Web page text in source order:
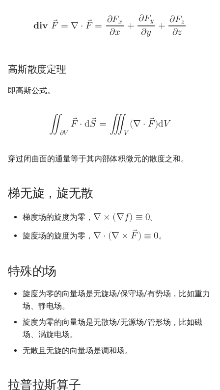
𝐝𝐢𝐯 𝐹 = ∇ ⋅ 𝐹 = 𝜕𝐹𝑥
𝜕𝑥 +
𝜕𝐹𝑦
𝜕𝑦 + 𝜕𝐹𝑧
𝜕𝑧
高斯散度定理
即高斯公式。
∬
𝜕𝑉
𝐹 ⋅ d𝑆 = ∭
𝑉
(∇ ⋅ 𝐹)d𝑉
穿过闭曲面的通量等于其内部体积微元的散度之和。
梯无旋，旋无散
梯度场的旋度为零， ∇ × (∇𝑓) ≡ 0。
旋度场的旋度为零， ∇ ⋅ (∇ × 𝐹) ≡ 0。
特殊的场
旋度为零的向量场是无旋场/保守场/有势场，比如重力
场、静电场。
旋度为零的向量场是无散场/无源场/管形场，比如磁
场、涡旋电场。
无散且无旋的向量场是调和场。
拉普拉斯算子